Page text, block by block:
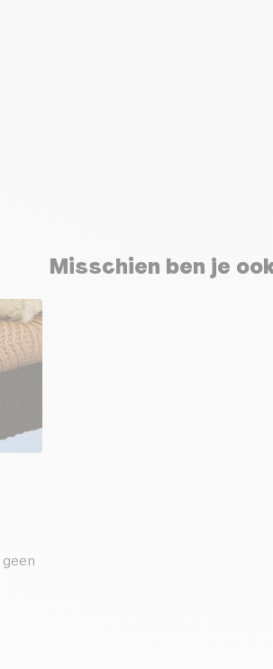
Misschien ben je